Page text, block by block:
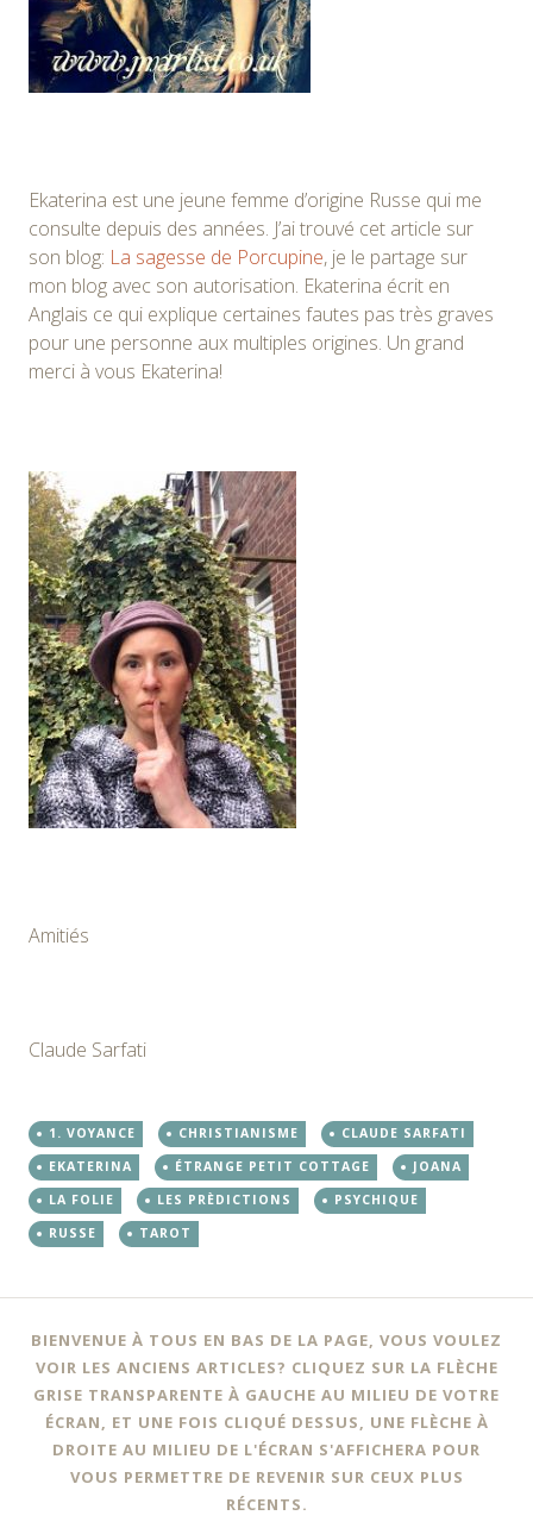
Ekaterina est une jeune femme d’origine Russe qui me
consulte depuis des années. J’ai trouvé cet article sur
son blog: La sagesse de Porcupine, je le partage sur
mon blog avec son autorisation. Ekaterina écrit en
Anglais ce qui explique certaines fautes pas très graves
pour une personne aux multiples origines. Un grand
merci à vous Ekaterina!
Amitiés
Claude Sarfati
1. VOYANCE CHRISTIANISME
CLAUDE SARFATI
EKATERINA
ÉTRANGE PETIT COTTAGE
JOANA
LA FOLIE
LES PRÈDICTIONS
PSYCHIQUE
RUSSE
TAROT
BIENVENUE À TOUS EN BAS DE LA PAGE, VOUS VOULEZ
VOIR LES ANCIENS ARTICLES? CLIQUEZ SUR LA FLÈCHE
GRISE TRANSPARENTE À GAUCHE AU MILIEU DE VOTRE
ÉCRAN, ET UNE FOIS CLIQUÉ DESSUS, UNE FLÈCHE À
DROITE AU MILIEU DE L'ÉCRAN S'AFFICHERA POUR
VOUS PERMETTRE DE REVENIR SUR CEUX PLUS
RÉCENTS.